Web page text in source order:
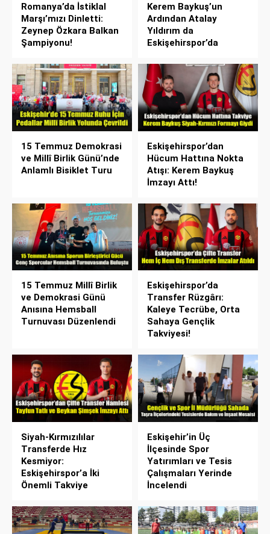
Romanya’da İstiklal
Marşı’mızı Dinletti:
Zeynep Özkara Balkan
Şampiyonu!
Kerem Baykuş’un
Ardından Atalay
Yıldırım da
Eskişehirspor’da
15 Temmuz Demokrasi
ve Millî Birlik Günü’nde
Anlamlı Bisiklet Turu
Eskişehirspor’dan
Hücum Hattına Nokta
Atışı: Kerem Baykuş
İmzayı Attı!
15 Temmuz Millî Birlik
ve Demokrasi Günü
Anısına Hemsball
Turnuvası Düzenlendi
Eskişehirspor’da
Transfer Rüzgârı:
Kaleye Tecrübe, Orta
Sahaya Gençlik
Takviyesi!
Siyah-Kırmızılılar
Transferde Hız
Kesmiyor:
Eskişehirspor’a İki
Önemli Takviye
Eskişehir’in Üç
İlçesinde Spor
Yatırımları ve Tesis
Çalışmaları Yerinde
İncelendi